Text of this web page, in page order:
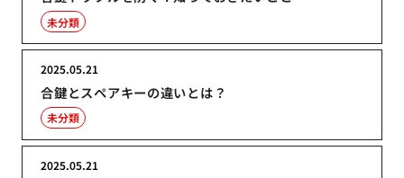
未分類
合鍵とスペアキーの違いとは？
2025.05.21
未分類
2025.05.21